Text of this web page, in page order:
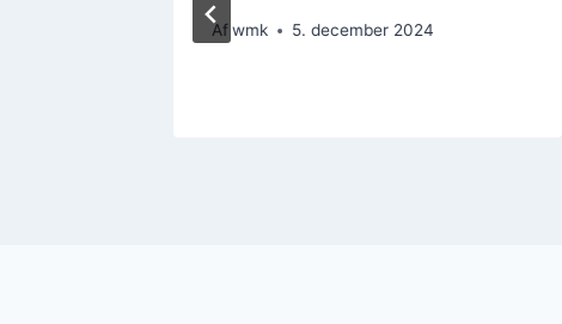
Afwmk 5. december 2024